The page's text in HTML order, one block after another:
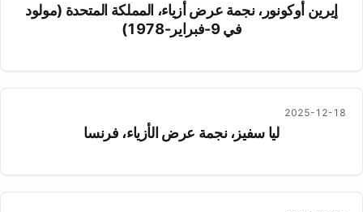
إيرين أوكونور، نجمة عرض أزياء، المملكة المتحدة (مولود
في 9-فبراير-1978)
2025-12-18
ليا سفيز، نجمة عرض الأزياء، فرنسا